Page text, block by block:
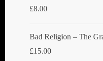
£8.00
Bad Religion ‎– The
£15.00